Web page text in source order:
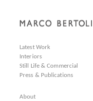
Latest Work
Interiors
Still Life & Commercial
Press & Publications
About